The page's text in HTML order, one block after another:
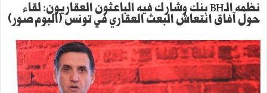
نظمه الـBH بنك وشارك فيه الباعثون العقاريون: لقاء
حول آفاق انتعاش البعث العقاري في تونس (ألبوم صور)